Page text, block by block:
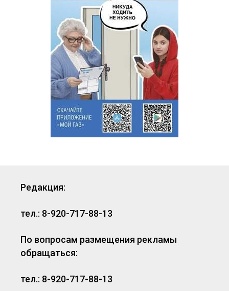
Редакция:
тел.: 8-920-717-88-13
По вопросам размещения рекламы
обращаться:
тел.: 8-920-717-88-13